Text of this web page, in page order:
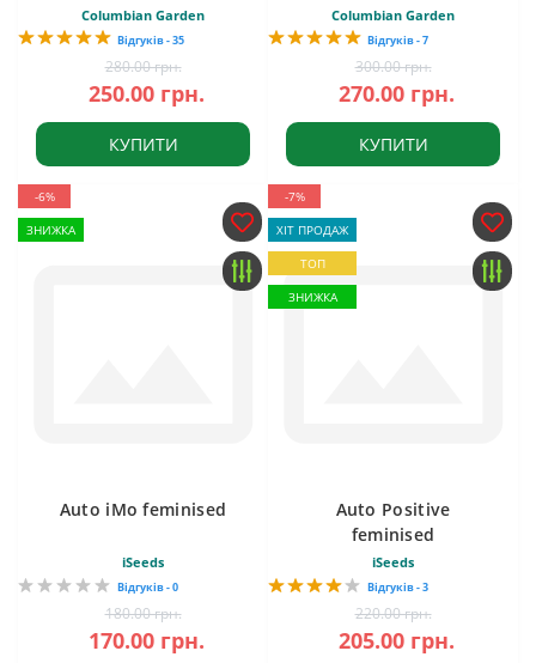
Columbian Garden
Відгуків - 35
280.00 грн.
250.00 грн.
КУПИТИ
Columbian Garden
Відгуків - 7
300.00 грн.
270.00 грн.
КУПИТИ
-6%
ЗНИЖКА
Auto iMo feminised
iSeeds
Відгуків - 0
180.00 грн.
170.00 грн.
-7%
ХІТ ПРОДАЖ
ТОП
ЗНИЖКА
Auto Positive
feminised
iSeeds
Відгуків - 3
220.00 грн.
205.00 грн.